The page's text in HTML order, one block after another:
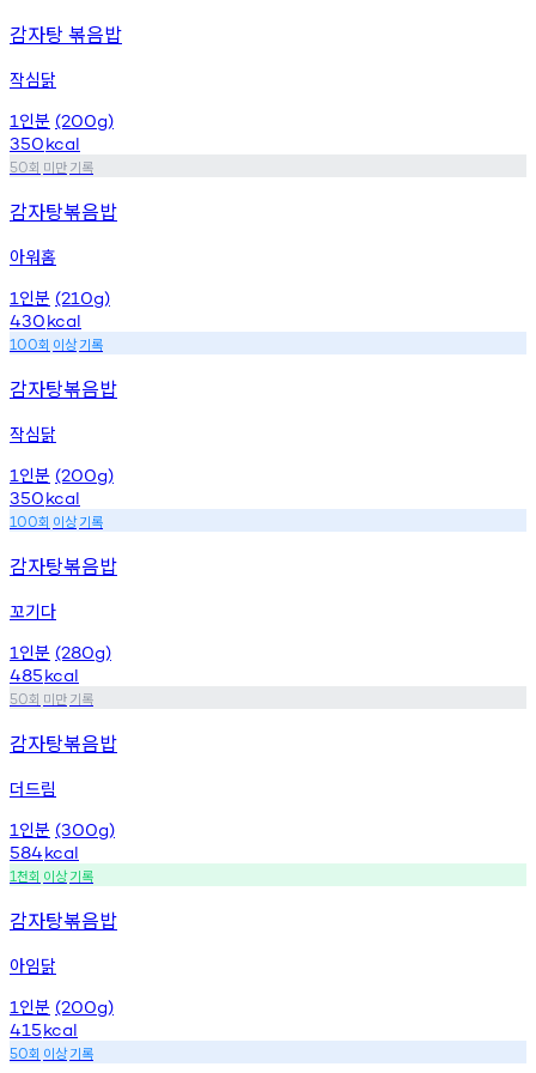
감자탕 볶음밥
작심닭
1 인분 (200g)
350kcal
50회 미만기록
감자탕볶음밥
아워홈
1 인분 (210g)
430kcal
100회 이상기록
감자탕볶음밥
작심닭
1 인분 (200g)
350kcal
100회 이상기록
감자탕볶음밥
꼬기다
1 인분 (280g)
485kcal
50회 미만기록
감자탕볶음밥
더드림
1 인분 (300g)
584kcal
1천회 이상기록
감자탕볶음밥
아임닭
1 인분 (200g)
415kcal
50회 이상기록